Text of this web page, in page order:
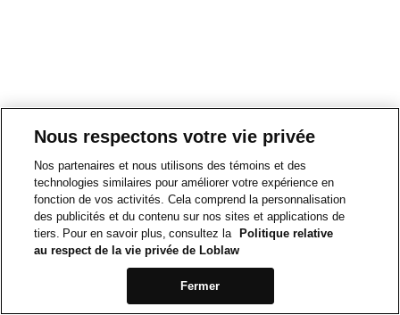
Nous respectons votre vie privée
Nos partenaires et nous utilisons des témoins et des
technologies similaires pour améliorer votre expérience en
fonction de vos activités. Cela comprend la personnalisation
des publicités et du contenu sur nos sites et applications de
tiers. Pour en savoir plus, consultez la
Politique relative
au respect de la vie privée de Loblaw
Fermer